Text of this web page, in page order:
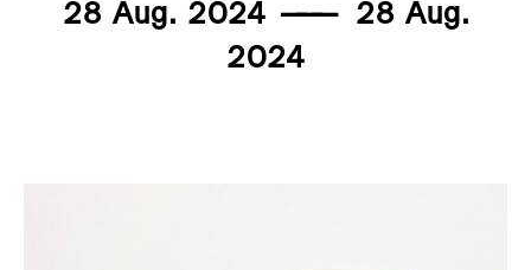
28 Aug. 2024 ———
28 Aug.
2024